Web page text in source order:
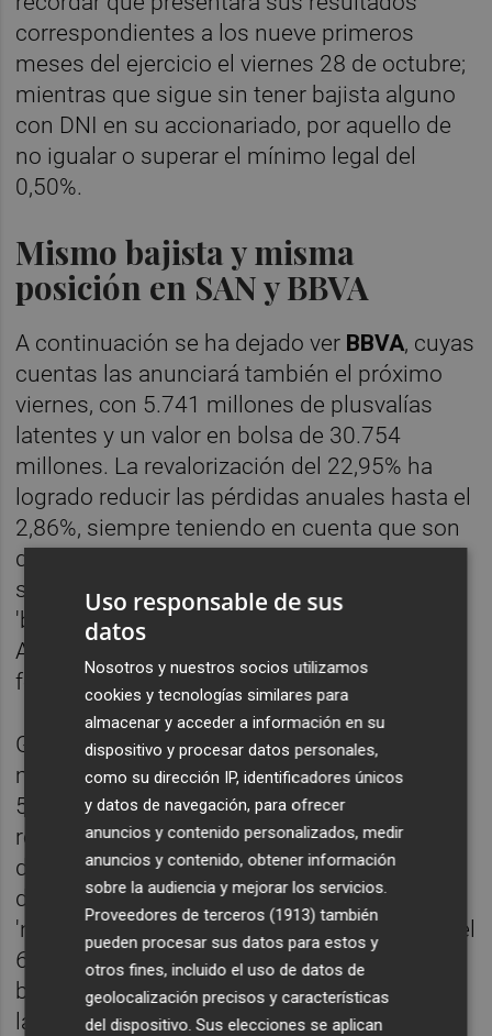
correspondientes a los nueve primeros
meses del ejercicio el viernes 28 de octubre;
mientras que sigue sin tener bajista alguno
con DNI en su accionariado, por aquello de
no igualar o superar el mínimo legal del
0,50%.
Mismo bajista y misma
posición en SAN y BBVA
A continuación se ha dejado ver BBVA, cuyas
cuentas las anunciará también el próximo
viernes, con 5.741 millones de plusvalías
latentes y un valor en bolsa de 30.754
millones. La revalorización del 22,95% ha
logrado reducir las pérdidas anuales hasta el
2,86%, siempre teniendo en cuenta que son
datos a media jornada bursátil de la primera
sesión de la semana. El también llamado
'banco azul' tiene al bajista Bridgewater
Associates, con una posición del 0,59% a
fecha del pasado 18 de octubre.
Ganancias también por encima de los 5.000
millones en el parqué, concretamente de
5.072 millones, paraBanco Santander
rendirá cuentas al mercado el miércoles 26
de octubre. La mejora en porcentaje ha sido
del 12,41% y, de esta forma, ha limitado los
'números rojos' en lo que va de 2022 hasta el
6,99%; mientras que su capitalización
bursátil alcanza los 45.933 millones y se da
la paradoja que tiene al mismo 'corto', con la
Uso responsable de sus
datos
Nosotros y nuestros socios utilizamos
cookies y tecnologías similares para
almacenar y acceder a información en su
dispositivo y procesar datos personales,
como su dirección IP, identificadores únicos
y datos de navegación, para ofrecer
anuncios y contenido personalizados, medir
anuncios y contenido, obtener información
sobre la audiencia y mejorar los servicios.
Proveedores de terceros (1913) también
pueden procesar sus datos para estos y
otros fines, incluido el uso de datos de
geolocalización precisos y características
del dispositivo. Sus elecciones se aplican